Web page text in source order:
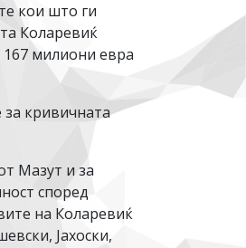
кои што ги
Коларевиќ
167 милиони евра
кривичната
Мазут и за
според
на Коларевиќ
Јахоски,